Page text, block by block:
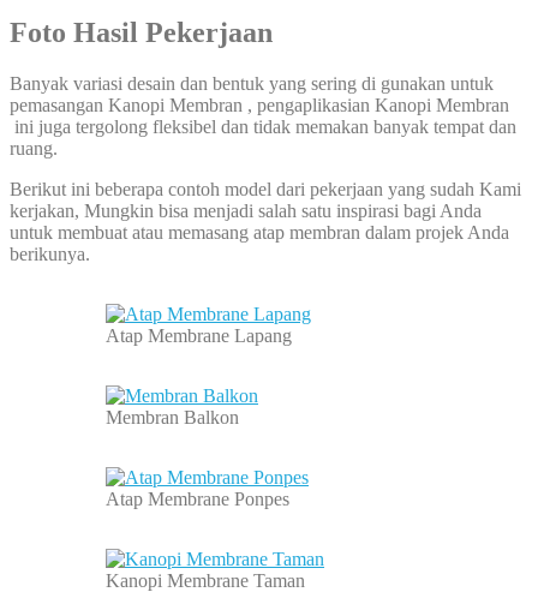
Foto Hasil Pekerjaan
Banyak variasi desain dan bentuk yang sering di gunakan untuk
pemasangan Kanopi Membran , pengaplikasian Kanopi Membran
ini juga tergolong fleksibel dan tidak memakan banyak tempat dan
ruang.
Berikut ini beberapa contoh model dari pekerjaan yang sudah Kami
kerjakan, Mungkin bisa menjadi salah satu inspirasi bagi Anda
untuk membuat atau memasang atap membran dalam projek Anda
berikunya.
Atap Membrane Lapang
Membran Balkon
Atap Membrane Ponpes
Kanopi Membrane Taman